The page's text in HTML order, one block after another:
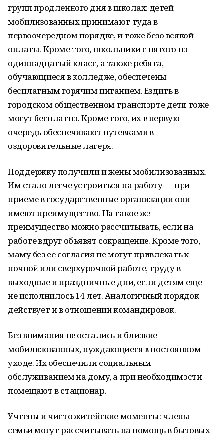
групп продленного дня в школах: детей
мобилизованных принимают туда в
первоочередном порядке, и тоже безо всякой
оплаты. Кроме того, школьники с пятого по
одиннадцатый класс, а также ребята,
обучающиеся в колледже, обеспечены
бесплатным горячим питанием. Ездить в
городском общественном транспорте дети тоже
могут бесплатно. Кроме того, их в первую
очередь обеспечивают путевками в
оздоровительные лагеря.
Поддержку получили и жены мобилизованных.
Им стало легче устроиться на работу — при
приеме в государственные организации они
имеют преимущество. На такое же
преимущество можно рассчитывать, если на
работе вдруг объявят сокращение. Кроме того,
маму без ее согласия не могут привлекать к
ночной или сверхурочной работе, труду в
выходные и праздничные дни, если детям еще
не исполнилось 14 лет. Аналогичный порядок
действует и в отношении командировок.
Без внимания не остались и близкие
мобилизованных, нуждающиеся в постоянном
уходе. Их обеспечили социальным
обслуживанием на дому, а при необходимости
помещают в стационар.
Учтены и чисто житейские моменты: члены
семьи могут рассчитывать на помощь в бытовых